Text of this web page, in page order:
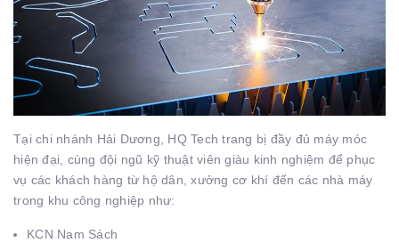
Tại chi nhánh Hải Dương, HQ Tech trang bị đầy đủ máy móc
hiện đại, cùng đội ngũ kỹ thuật viên giàu kinh nghiệm để phục
vụ các khách hàng từ hộ dân, xưởng cơ khí đến các nhà máy
trong khu công nghiệp như:
KCN Nam Sách